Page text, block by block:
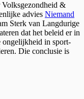
Volksgezondheid &
advies Niemand
Sterk van Langdurige
dat het beleid er in
ongelijkheid in sport-
Die conclusie is